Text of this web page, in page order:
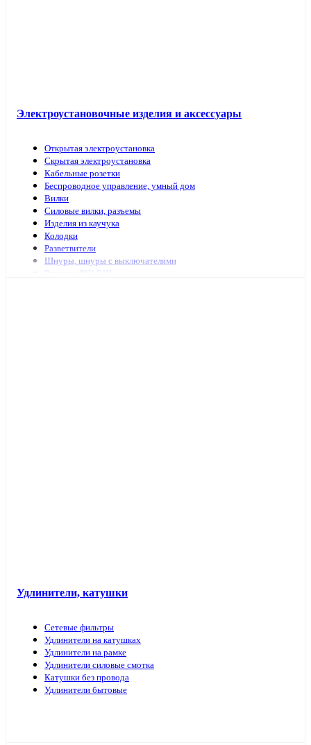
Электроустановочные изделия и аксессуары
Открытая электроустановка
Скрытая электроустановка
Кабельные розетки
Беспроводное управление, умный дом
Вилки
Силовые вилки, разъемы
Изделия из каучука
Колодки
Разветвители
Шнуры, шнуры с выключателями
Разъемы РШ-ВШ
Удлинители, катушки
Сетевые фильтры
Удлинители на катушках
Удлинители на рамке
Удлинители силовые смотка
Катушки без провода
Удлинители бытовые